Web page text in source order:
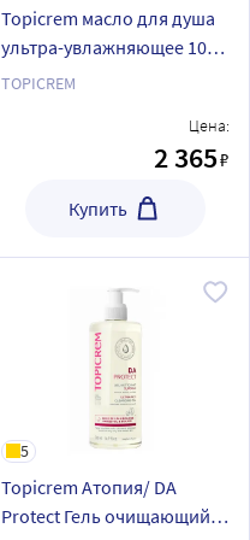
Topicrem масло для душа
ультра-увлажняющее 1000
мл
TOPICREM
Цена:
2 365₽
Купить
5
Topicrem Атопия/ DA
Protect Гель очищающий